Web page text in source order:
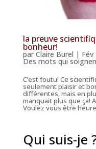
la preuve
bonheur!
par Claire Burel | Fév
Des mots qui
C’est foutu! Ce
seulement plaisir et
différentes, mais en
manquait plus que ça!
Voulez vous être
Qui suis-je